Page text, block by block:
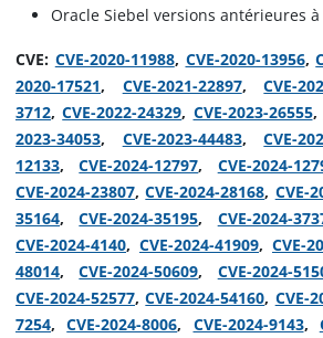
Oracle Siebel versions antérieures à
CVE: CVE-2020-11988, CVE-2020-13956,
2020-17521, CVE-2021-22897,CVE-
3712,CVE-2022-24329, CVE-2023-26555,
2023-34053, CVE-2023-44483,CVE-
12133,CVE-2024-12797, CVE-2024-
CVE-2024-23807,CVE-2024-28168, CVE-
35164,CVE-2024-35195, CVE-2024-
CVE-2024-4140, CVE-2024-41909, CVE-
48014,CVE-2024-50609, CVE-2024-
CVE-2024-52577,CVE-2024-54160, CVE-
7254,CVE-2024-8006, CVE-2024-9143,